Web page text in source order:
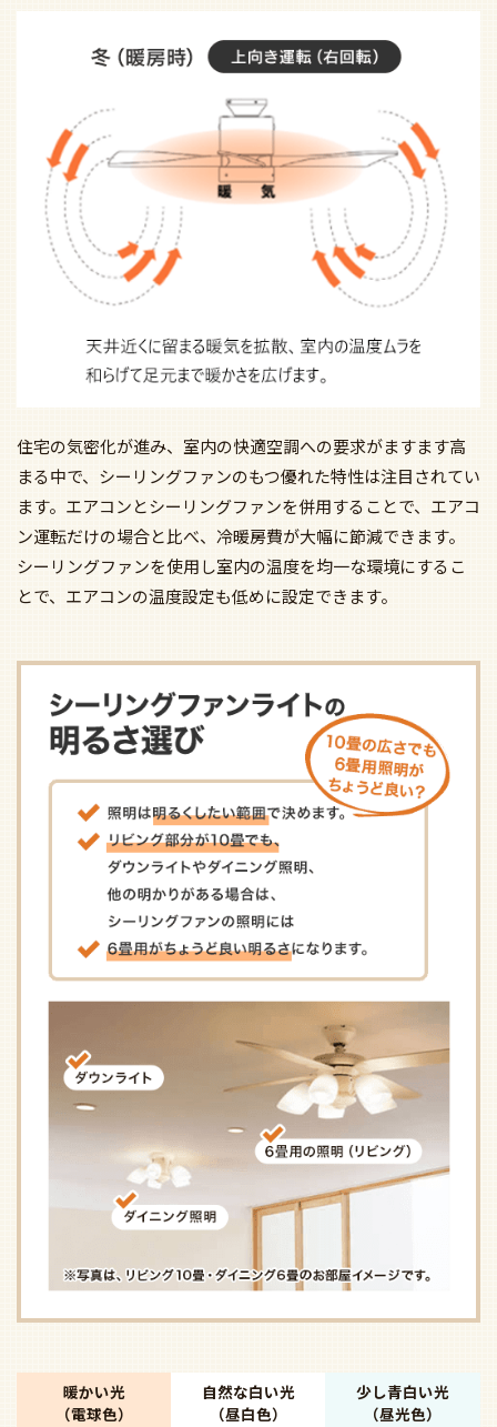
住宅の気密化が進み、室内の快適空調への要求がますます高
まる中で、シーリングファンのもつ優れた特性は注目されてい
ます。エアコンとシーリングファンを併用することで、エアコ
ン運転だけの場合と比べ、冷暖房費が大幅に節減できます。
シーリングファンを使用し室内の温度を均一な環境にするこ
とで、エアコンの温度設定も低めに設定できます。
暖かい光
（電球色）
自然な白い光
（昼白色）
少し青白い光
（昼光色）